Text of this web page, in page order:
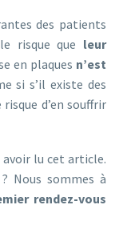
des patients
risque que leur
en plaques n’est
si s’il existe des
d’en souffrir
avoir lu cet article.
Nous sommes à
rendez-vous